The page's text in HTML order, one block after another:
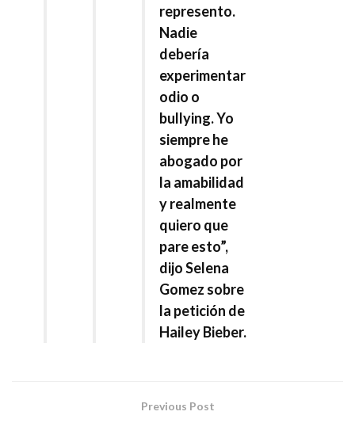
represento.
Nadie
debería
experimentar
odio o
bullying. Yo
siempre he
abogado por
la amabilidad
y realmente
quiero que
pare esto”,
dijo Selena
Gomez sobre
la petición de
Hailey Bieber.
Previous Post